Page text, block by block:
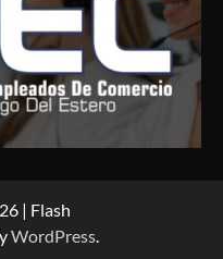
| Flash
WordPress.